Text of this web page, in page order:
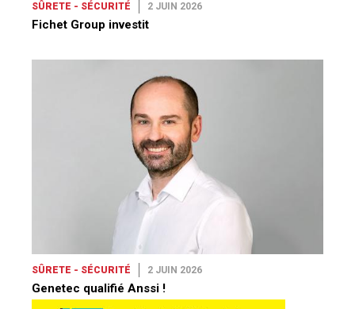
SÛRETE - SÉCURITÉ 2 JUIN 2026
Fichet Group investit
SÛRETE - SÉCURITÉ 2 JUIN 2026
Genetec qualifié Anssi !